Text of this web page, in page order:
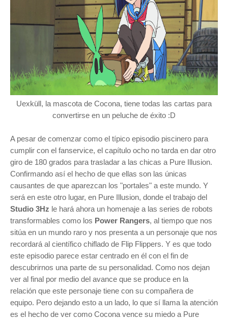
Uexküll, la mascota de Cocona, tiene todas las cartas para
convertirse en un peluche de éxito :D
A pesar de comenzar como el típico episodio piscinero para
cumplir con el fanservice, el capítulo ocho no tarda en dar otro
giro de 180 grados para trasladar a las chicas a Pure Illusion.
Confirmando así el hecho de que ellas son las únicas
causantes de que aparezcan los "portales" a este mundo. Y
será en este otro lugar, en Pure Illusion, donde el trabajo del
Studio 3Hz le hará ahora un homenaje a las series de robots
transformables como los Power Rangers, al tiempo que nos
sitúa en un mundo raro y nos presenta a un personaje que nos
recordará al científico chiflado de Flip Flippers. Y es que todo
este episodio parece estar centrado en él con el fin de
descubrirnos una parte de su personalidad. Como nos dejan
ver al final por medio del avance que se produce en la
relación que este personaje tiene con su compañera de
equipo. Pero dejando esto a un lado, lo que sí llama la atención
es el hecho de ver como Cocona vence su miedo a Pure